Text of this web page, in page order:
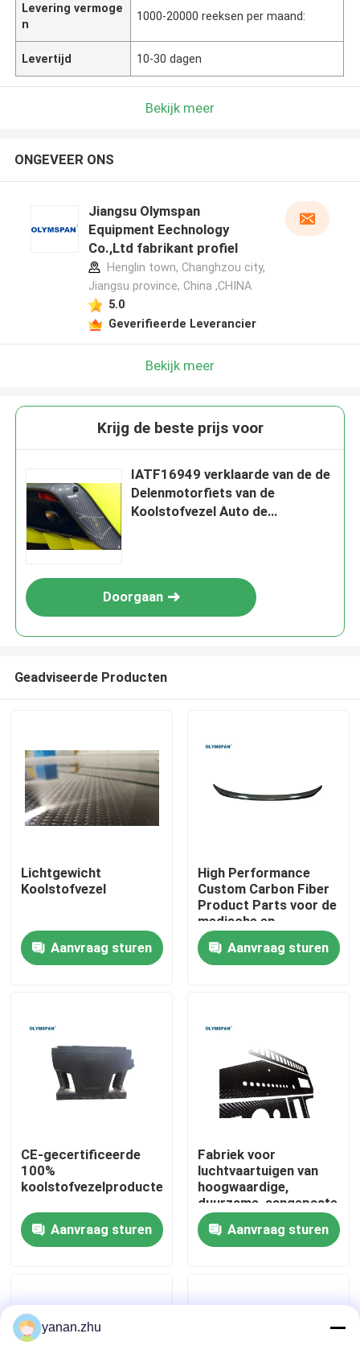
Thuis
Producten
Over ons
Fabriekstocht
Neem contact met ons op
Nieuws
AAC-Autoclaaf
Levering vermoge
n
1000-20000 reeksen per maand:
Levertijd 10-30 dagen
Bekijk meer
ONGEVEER ONS
Jiangsu Olymspan
Equipment Eechnology
Co.,Ltd fabrikant profiel
Henglin town, Changhzou city,
Jiangsu province, China ,CHINA
5.0
Geverifieerde Leverancier
Bekijk meer
Krijg de beste prijs voor
IATF16949 verklaarde van de de
Delenmotorfiets van de
Koolstofvezel Auto de
Doorgaan
Geadviseerde Producten
Lichtgewicht
Koolstofvezel
Aanvraag sturen
High Performance
Custom Carbon Fiber
Product Parts voor de
medische en
automotive industrie
Aanvraag sturen
CE-gecertificeerde
100%
koolstofvezelproducten
Aanvraag sturen
Fabriek voor
luchtvaartuigen van
hoogwaardige,
duurzame, aangepaste
koolstofvezels
Aanvraag sturen
yanan.zhu